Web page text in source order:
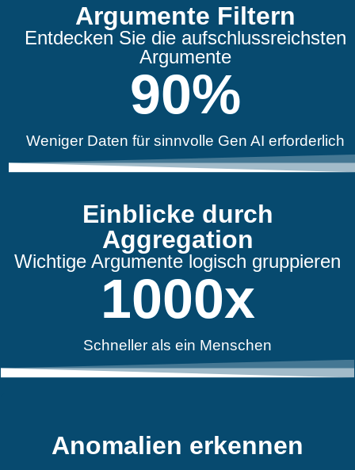
Argumente Filtern
Entdecken Sie die aufschlussreichsten
Argumente
Weniger Daten für sinnvolle Gen AI erforderlich
90%
Einblicke durch
Aggregation
Wichtige Argumente logisch gruppieren
Schneller als ein Menschen
1000x
Anomalien erkennen